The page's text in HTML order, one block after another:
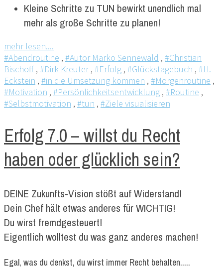
Kleine Schritte zu TUN bewirkt unendlich mal
mehr als große Schritte zu planen!
mehr lesen....
#Abendroutine , #Autor Marko Sennewald , #Christian
Bischoff , #Dirk Kreuter, #Erfolg , #Glückstagebuch , #H.
Eckstein , #in die Umsetzung kommen , #Morgenroutine ,
#Motivation , #Persönlichkeitsentwicklung , #Routine ,
#Selbstmotivation , #tun , #Ziele visualisieren
Erfolg 7.0 – willst du Recht
haben oder glücklich sein?
DEINE Zukunfts-Vision stößt auf Widerstand!
Dein Chef hält etwas anderes für WICHTIG!
Du wirst fremdgesteuert!
Eigentlich wolltest du was ganz anderes machen!
Egal, was du denkst, du wirst immer Recht behalten.....